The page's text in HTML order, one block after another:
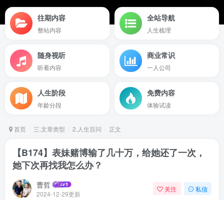
往期内容
整站内容
全站导航
人生梳理
随身视听
听看内容
商业常识
一人公司
人生阶段
年龄分段
免费内容
体验试读
首页 三.文章类型 2.人生百问 正文
【B174】表妹赌博输了几十万，给她还了一次，
她下次再找我怎么办？
曹哲
2024-12-29更新
关注 私信